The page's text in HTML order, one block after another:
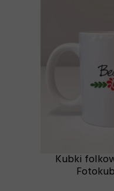
Kubki